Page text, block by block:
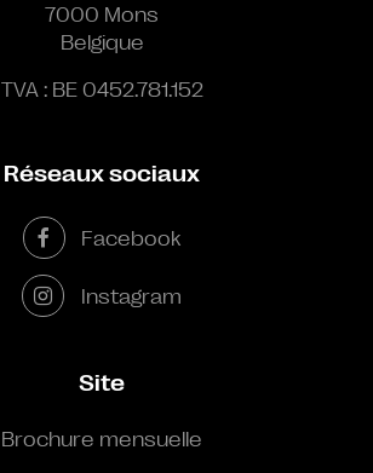
7000 Mons
Belgique
TVA : BE 0452.781.152
Réseaux sociaux
Facebook
Instagram
Site
Brochure mensuelle